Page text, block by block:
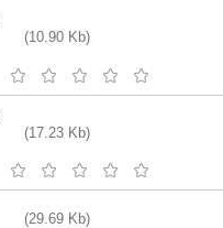
(10.90 Kb)
(17.23 Kb)
(29.69 Kb)